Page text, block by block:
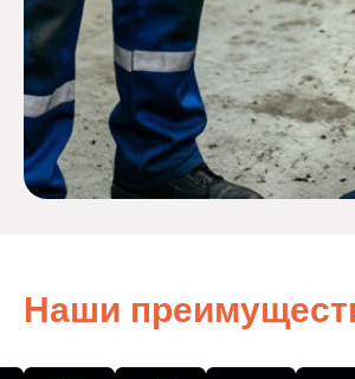
Наши